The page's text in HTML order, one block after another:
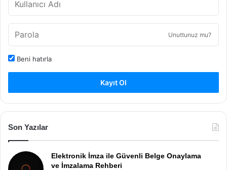
Unuttunuz mu?
Beni hatırla
Kayıt Ol
Son Yazılar
Elektronik İmza ile Güvenli Belge Onaylama
ve İmzalama Rehberi